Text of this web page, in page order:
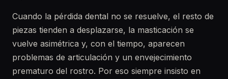
Cuando la pérdida dental no se resuelve, el resto de
piezas tienden a desplazarse, la masticación se
vuelve asimétrica y, con el tiempo, aparecen
problemas de articulación y un envejecimiento
prematuro del rostro. Por eso siempre insisto en